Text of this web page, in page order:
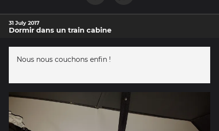
31 July 2017
Dormir dans un train cabine
Nous nous couchons enfin !